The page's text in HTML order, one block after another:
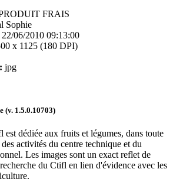
FRAIS
Sophie
22/06/2010 09:13:00
x 1125 (180 DPI)
jpg
(v. 1.5.0.10703)
dédiée aux fruits et légumes, dans toute
activités du centre technique et du
Les images sont un exact reflet de
du Ctifl en lien d'évidence avec les